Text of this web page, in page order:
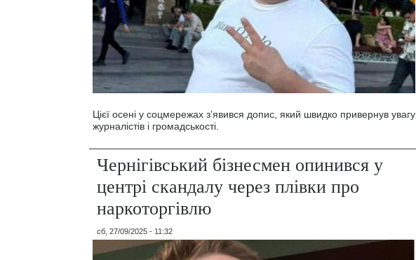
Цієї осені у соцмережах з’явився допис, який швидко привернув увагу
журналістів і громадськості.
Чернігівський бізнесмен опинився у
центрі скандалу через плівки про
наркоторгівлю
сб, 27/09/2025 - 11:32